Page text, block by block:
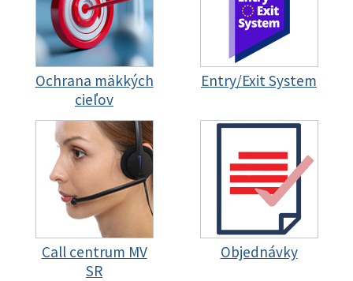
Ochrana mäkkých
cieľov
Entry/Exit System
Call centrum MV
SR
Objednávky